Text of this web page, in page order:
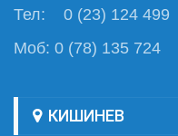
Тел: 0 (23) 124 499
Моб: 0 (78) 135 724
КИШИНЕВ